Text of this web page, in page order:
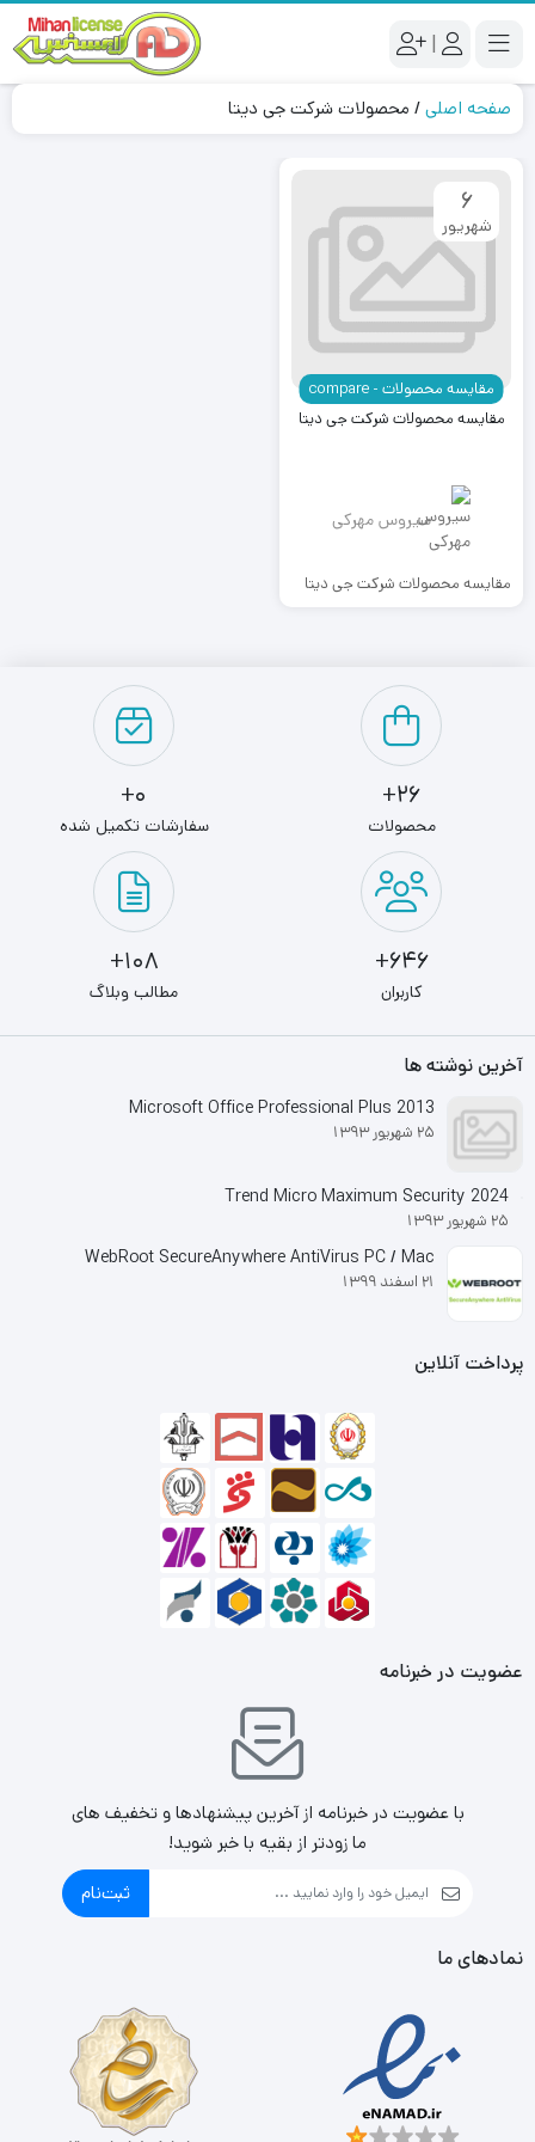
|
صفحه اصلی/ محصولات شرکت جی دیتا
مقایسه محصولات - compare
6
شهریور
مقایسه محصولات شرکت جی دیتا
سیروس مهرکی
مقایسه محصولات شرکت جی دیتا
26+
محصولات
0+
سفارشات تکمیل شده
646+
کاربران
108+
مطالب وبلاگ
آخرین نوشته ها
Microsoft Office Professional Plus 2013
25 شهریور 1393
Trend Micro Maximum Security 2024
25 شهریور 1393
WebRoot SecureAnywhere AntiVirus PC / Mac
21 اسفند 1399
پرداخت آنلاین
عضویت در خبرنامه
با عضویت در خبرنامه از آخرین پیشنهادها و تخفیف های
ما زودتر از بقیه با خبر شوید!
ثبت‌نام
نمادهای ما